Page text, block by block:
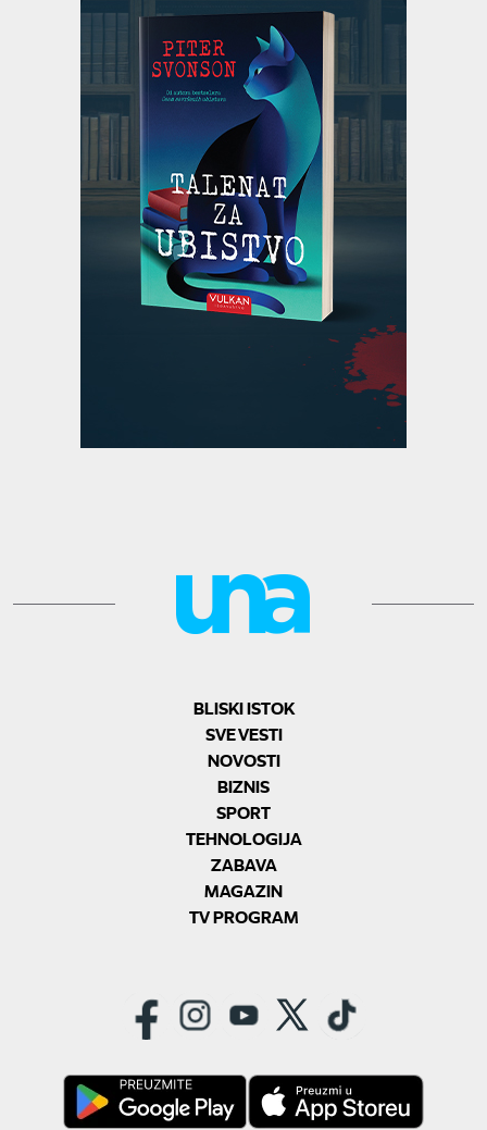
BLISKI ISTOK
SVE VESTI
NOVOSTI
BIZNIS
SPORT
TEHNOLOGIJA
ZABAVA
MAGAZIN
TV PROGRAM